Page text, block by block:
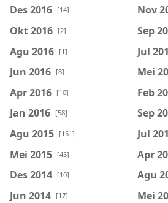
Des 2016 [14] Nov
Okt 2016 [2] Sep
Agu 2016 [1] Jul
Jun 2016 [8] Mei
Apr 2016 [10] Feb
Jan 2016 [58] Sep
Agu 2015 [151] Jul
Mei 2015 [45] Apr
Des 2014 [10] Agu
Jun 2014 [17] Mei